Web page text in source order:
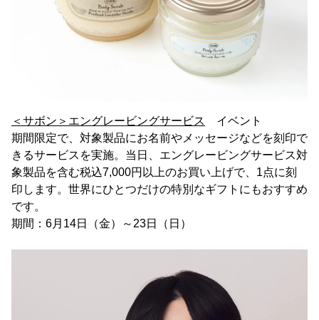
＜サボン＞エングレービングサービス
イベント
期間限定で、対象製品にお名前やメッセージなどを刻印で
きるサービスを実施。当日、エングレービングサービス対
象製品を含む税込7,000円以上のお買い上げで、1点に刻
印します。世界にひとつだけの特別なギフトにもおすすめ
です。
期間：6月14日（金）～23日（日）